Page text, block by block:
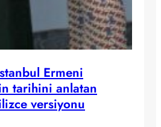
Ermeni
tarihini anlatan
versiyonu